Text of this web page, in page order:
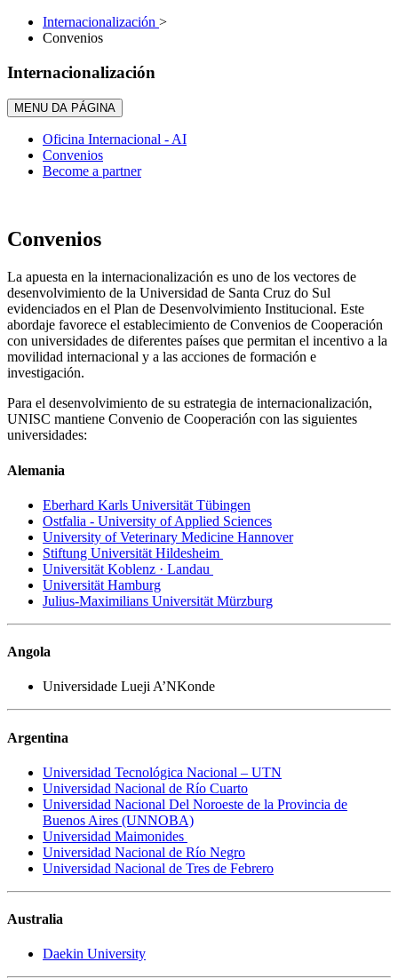
Internacionalización >
Convenios
Internacionalización
MENU DA PÁGINA
Oficina Internacional - AI
Convenios
Become a partner
Convenios
La apuesta en la internacionalización es uno de los vectores de
desenvolvimiento de la Universidad de Santa Cruz do Sul
evidenciados en el Plan de Desenvolvimiento Institucional. Este
abordaje favorece el establecimiento de Convenios de Cooperación
con universidades de diferentes países que permitan el incentivo a la
movilidad internacional y a las acciones de formación e
investigación.
Para el desenvolvimiento de su estrategia de internacionalización,
UNISC mantiene Convenio de Cooperación con las siguientes
universidades:
Alemania
Eberhard Karls Universität Tübingen
Ostfalia - University of Applied Sciences
University of Veterinary Medicine Hannover
Stiftung Universität Hildesheim
Universität Koblenz · Landau
Universität Hamburg
Julius-Maximilians Universität Mürzburg
Angola
Universidade Lueji A’NKonde
Argentina
Universidad Tecnológica Nacional – UTN
Universidad Nacional de Río Cuarto
Universidad Nacional Del Noroeste de la Provincia de
Buenos Aires (UNNOBA)
Universidad Maimonides
Universidad Nacional de Río Negro
Universidad Nacional de Tres de Febrero
Australia
Daekin University